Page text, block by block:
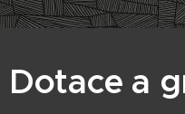
Dotace a